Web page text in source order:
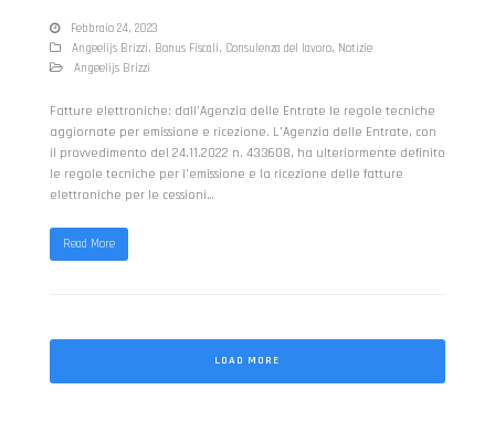
Febbraio 24, 2023
Angeelijs Brizzi, Bonus Fiscali, Consulenza del lavoro, Notizie
Angeelijs Brizzi
Fatture elettroniche: dall’Agenzia delle Entrate le regole tecniche
aggiornate per emissione e ricezione. L’Agenzia delle Entrate, con
il provvedimento del 24.11.2022 n. 433608, ha ulteriormente definito
le regole tecniche per l’emissione e la ricezione delle fatture
elettroniche per le cessioni…
Read More
LOAD MORE